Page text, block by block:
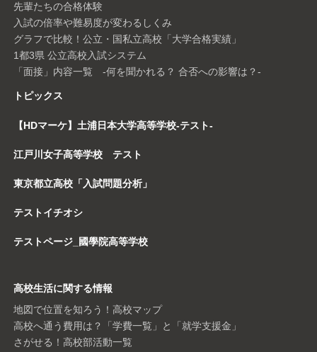
先輩たちの合格体験
入試の倍率や難易度が変わるしくみ
グラフで比較！公立・国私立高校「大学合格実績」
1都3県 公立高校入試システム
「面接」内容一覧 -何を聞かれる？ 合否への影響は？-
トピックス
【HDマーケ】土浦日本大学高等学校-テスト-
江戸川女子高等学校 テスト
東京都立高校「入試問題分析」
テストイチオシ
テストページ_國學院高等学校
高校生活に関する情報
地図で位置を知ろう！高校マップ
高校へ通う費用は？「学費一覧」と「就学支援金」
さがせる！高校部活動一覧